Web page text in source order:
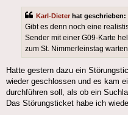
Karl-Dieter hat geschrieben:
Gibt es denn noch eine
Sender mit einer G09-Karte
zum St. Nimmerleinstag
Hatte gestern dazu ein
wieder geschlossen und es kam
durchführen soll, als ob ein
Das Störungsticket habe ich